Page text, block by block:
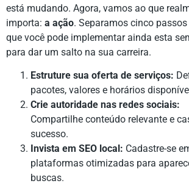
está mudando. Agora, vamos ao que
importa: a ação. Separamos cinco
que você pode implementar ainda esta
para dar um salto na sua carreira.
Estruture sua oferta de serviços:
pacotes, valores e horários
Crie autoridade nas redes sociais:
Compartilhe conteúdo relevante e
sucesso.
Invista em SEO local: Cadastre-se
plataformas otimizadas para
buscas.